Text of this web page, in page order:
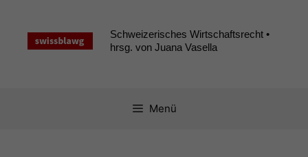
springen
Schweizerisches Wirtschaftsrecht •
hrsg. von Juana Vasella
Menü